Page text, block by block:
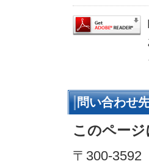
問い合わせ
このペー
〒300-